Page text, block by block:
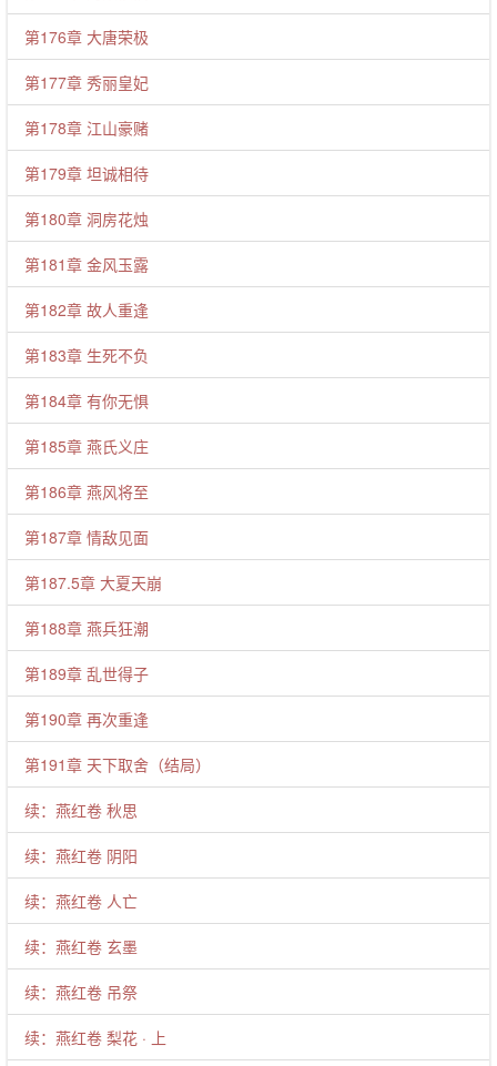
第176章 大唐荣极
第177章 秀丽皇妃
第178章 江山豪赌
第179章 坦诚相待
第180章 洞房花烛
第181章 金风玉露
第182章 故人重逢
第183章 生死不负
第184章 有你无惧
第185章 燕氏义庄
第186章 燕风将至
第187章 情敌见面
第187.5章 大夏天崩
第188章 燕兵狂潮
第189章 乱世得子
第190章 再次重逢
第191章 天下取舍（结局）
续：燕红卷 秋思
续：燕红卷 阴阳
续：燕红卷 人亡
续：燕红卷 玄墨
续：燕红卷 吊祭
续：燕红卷 梨花 · 上